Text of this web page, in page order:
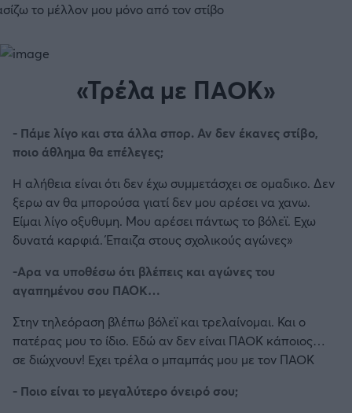
το μέλλον μου μόνο από τον στίβο
«Τρέλα με ΠΑΟΚ»
- Πάμε λίγο και στα άλλα σπορ. Αν δεν έκανες στίβο,
ποιο άθλημα θα επέλεγες;
Η αλήθεια είναι ότι δεν έχω συμμετάσχει σε ομαδικο. Δεν
ξερω αν θα μπορούσα γιατί δεν μου αρέσει να χανω.
Είμαι λίγο οξυθυμη. Μου αρέσει πάντως το βόλεϊ. Εχω
δυνατά καρφιά. Έπαιζα στους σχολικούς αγώνες»
-Αρα να υποθέσω ότι βλέπεις και αγώνες του
αγαπημένου σου ΠΑΟΚ…
Στην τηλεόραση βλέπω βόλεϊ και τρελαίνομαι. Και ο
πατέρας μου το ίδιο. Εδώ αν δεν είναι ΠΑΟΚ κάποιος…
σε διώχνουν! Εχει τρέλα ο μπαμπάς μου με τον ΠΑΟΚ
- Ποιο είναι το μεγαλύτερο όνειρό σου;